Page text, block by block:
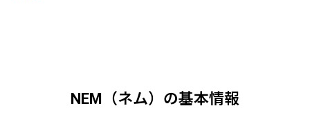
NEM（ネム）の基本情報